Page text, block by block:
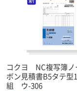
コクヨ NC複写簿ノ
ボン見積書B5タテ型
組 ウ-306